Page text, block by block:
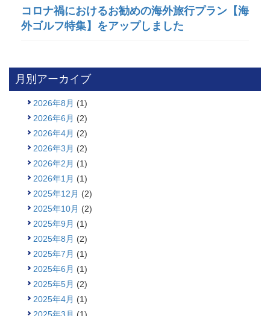
コロナ禍におけるお勧めの海外旅行プラン【海
外ゴルフ特集】をアップしました
月別アーカイブ
2026年8月 (1)
2026年6月 (2)
2026年4月 (2)
2026年3月 (2)
2026年2月 (1)
2026年1月 (1)
2025年12月 (2)
2025年10月 (2)
2025年9月 (1)
2025年8月 (2)
2025年7月 (1)
2025年6月 (1)
2025年5月 (2)
2025年4月 (1)